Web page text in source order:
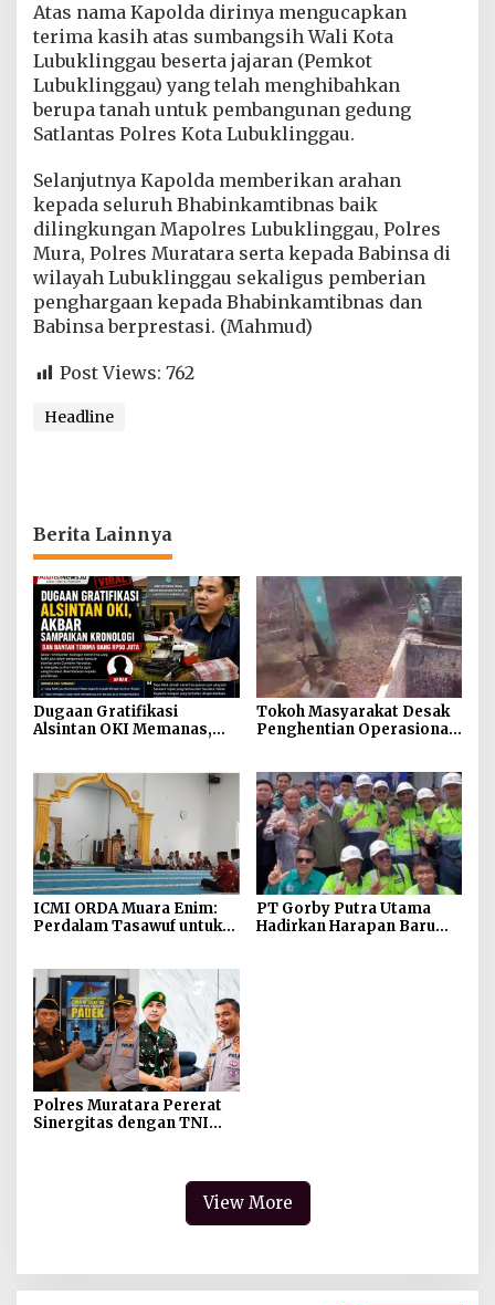
a
u
Atas nama Kapolda dirinya mengucapkan
terima kasih atas sumbangsih Wali Kota
Lubuklinggau beserta jajaran (Pemkot
Lubuklinggau) yang telah menghibahkan
berupa tanah untuk pembangunan gedung
Satlantas Polres Kota Lubuklinggau.
Selanjutnya Kapolda memberikan arahan
kepada seluruh Bhabinkamtibnas baik
dilingkungan Mapolres Lubuklinggau, Polres
Mura, Polres Muratara serta kepada Babinsa di
wilayah Lubuklinggau sekaligus pemberian
penghargaan kepada Bhabinkamtibnas dan
Babinsa berprestasi. (Mahmud)
Post Views: 762
Headline
Berita Lainnya
Dugaan Gratifikasi
Alsintan OKI Memanas,
Tokoh Masyarakat Desak
Penghentian Operasional
Siarak, Desa Tanah Abang
ICMI ORDA Muara Enim:
Perdalam Tasawuf untuk
PT Gorby Putra Utama
Hadirkan Harapan Baru
Polres Muratara Pererat
Sinergitas dengan TNI
View More